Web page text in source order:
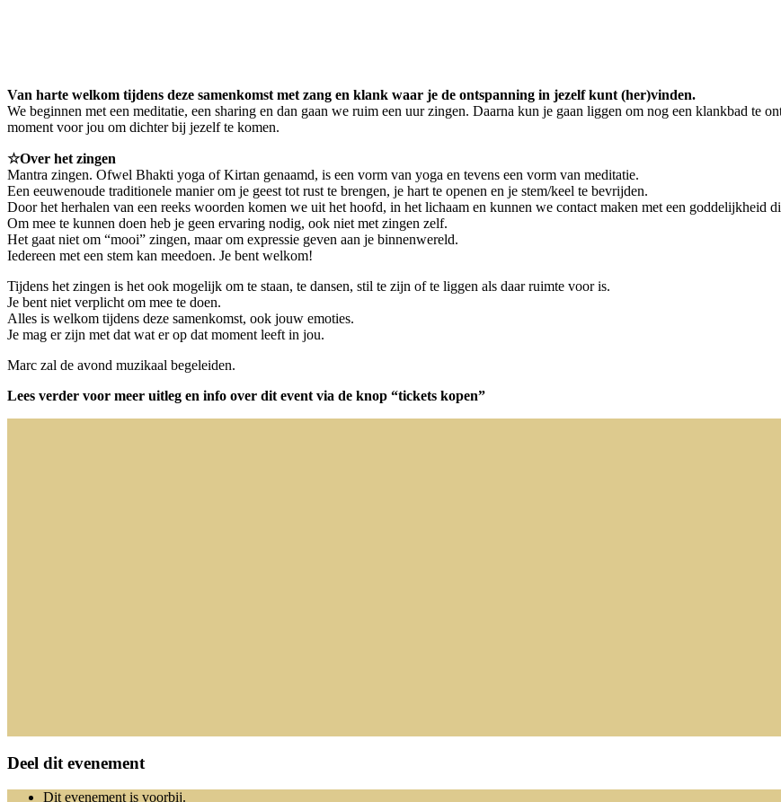
Van harte welkom tijdens deze samenkomst met zang en klank waar je de ontspanning in jezelf kunt (her)vinden.
We beginnen met een meditatie, een sharing en dan gaan we ruim een uur zingen. Daarna kun je gaan liggen om nog een klankbad te
moment voor jou om dichter bij jezelf te komen.
☆Over het zingen
Mantra zingen. Ofwel Bhakti yoga of Kirtan genaamd, is een vorm van yoga en tevens een vorm van meditatie.
Een eeuwenoude traditionele manier om je geest tot rust te brengen, je hart te openen en je stem/keel te bevrijden.
Door het herhalen van een reeks woorden komen we uit het hoofd, in het lichaam en kunnen we contact maken met een goddelijkheid
Om mee te kunnen doen heb je geen ervaring nodig, ook niet met zingen zelf.
Het gaat niet om “mooi” zingen, maar om expressie geven aan je binnenwereld.
Iedereen met een stem kan meedoen. Je bent welkom!
Tijdens het zingen is het ook mogelijk om te staan, te dansen, stil te zijn of te liggen als daar ruimte voor is.
Je bent niet verplicht om mee te doen.
Alles is welkom tijdens deze samenkomst, ook jouw emoties.
Je mag er zijn met dat wat er op dat moment leeft in jou.
Marc zal de avond muzikaal begeleiden.
Lees verder voor meer uitleg en info over dit event via de knop “tickets kopen”
Deel dit evenement
Dit evenement is voorbij.